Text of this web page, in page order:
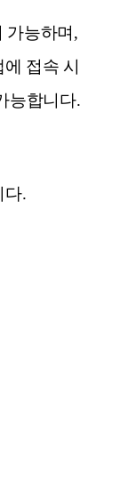
가능하며,
접속 시
능합니다.
다.